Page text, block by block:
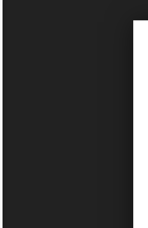
Sketchbook5, 스케
Sketchbook5, 스케